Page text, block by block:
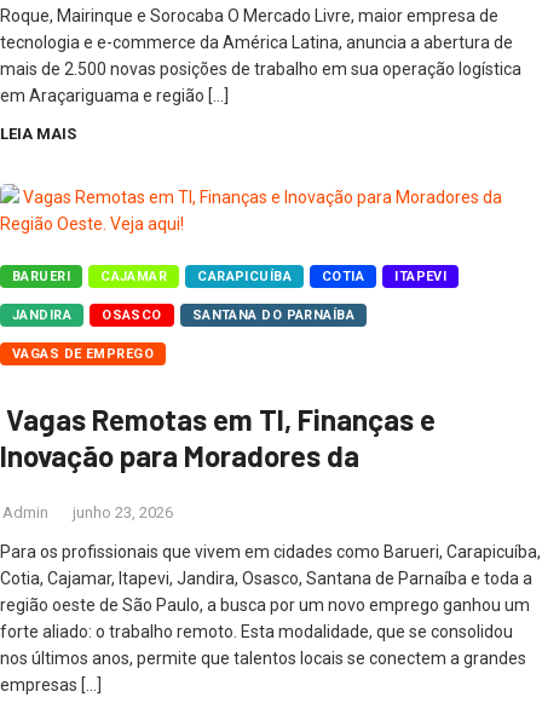
Roque, Mairinque e Sorocaba O Mercado Livre, maior empresa de
tecnologia e e-commerce da América Latina, anuncia a abertura de
mais de 2.500 novas posições de trabalho em sua operação logística
em Araçariguama e região […]
LEIA MAIS
BARUERI CAJAMAR CARAPICUÍBA COTIA ITAPEVI
JANDIRA OSASCO SANTANA DO PARNAÍBA
VAGAS DE EMPREGO
Vagas Remotas em TI, Finanças e
Inovação para Moradores da
Admin junho 23, 2026
Para os profissionais que vivem em cidades como Barueri, Carapicuíba,
Cotia, Cajamar, Itapevi, Jandira, Osasco, Santana de Parnaíba e toda a
região oeste de São Paulo, a busca por um novo emprego ganhou um
forte aliado: o trabalho remoto. Esta modalidade, que se consolidou
nos últimos anos, permite que talentos locais se conectem a grandes
empresas […]